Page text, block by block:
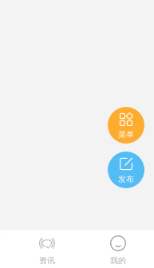

菜单

发布

资讯

我的